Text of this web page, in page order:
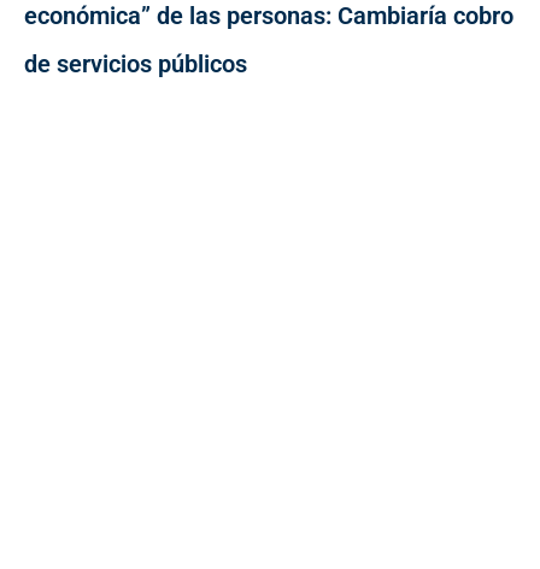
económica” de las personas: Cambiaría cobro
de servicios públicos